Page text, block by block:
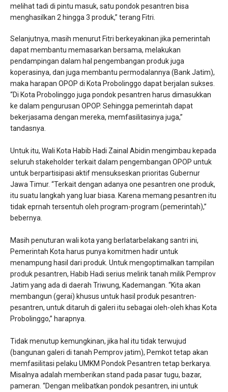
melihat tadi di pintu masuk, satu pondok pesantren bisa
menghasilkan 2 hingga 3 produk,” terang Fitri.
Selanjutnya, masih menurut Fitri berkeyakinan jika pemerintah
dapat membantu memasarkan bersama, melakukan
pendampingan dalam hal pengembangan produk juga
koperasinya, dan juga membantu permodalannya (Bank Jatim),
maka harapan OPOP di Kota Probolinggo dapat berjalan sukses.
“Di Kota Probolinggo juga pondok pesantren harus dimasukkan
ke dalam pengurusan OPOP. Sehingga pemerintah dapat
bekerjasama dengan mereka, memfasilitasinya juga,”
tandasnya.
Untuk itu, Wali Kota Habib Hadi Zainal Abidin mengimbau kepada
seluruh stakeholder terkait dalam pengembangan OPOP untuk
untuk berpartisipasi aktif mensukseskan prioritas Gubernur
Jawa Timur. “Terkait dengan adanya one pesantren one produk,
itu suatu langkah yang luar biasa. Karena memang pesantren itu
tidak eprnah tersentuh oleh program-program (pemerintah),”
bebernya.
Masih penuturan wali kota yang berlatarbelakang santri ini,
Pemerintah Kota harus punya komitmen hadir untuk
menampung hasil dari produk. Untuk mengoptimalkan tampilan
produk pesantren, Habib Hadi serius melirik tanah milik Pemprov
Jatim yang ada di daerah Triwung, Kademangan. “Kita akan
membangun (gerai) khusus untuk hasil produk pesantren-
pesantren, untuk ditaruh di galeri itu sebagai oleh-oleh khas Kota
Probolinggo,” harapnya.
Tidak menutup kemungkinan, jika hal itu tidak terwujud
(bangunan galeri di tanah Pemprov jatim), Pemkot tetap akan
memfasilitasi pelaku UMKM Pondok Pesantren tetap berkarya.
Misalnya adalah memberikan stand pada pasar tugu, bazar,
pameran. “Dengan melibatkan pondok pesantren, ini untuk